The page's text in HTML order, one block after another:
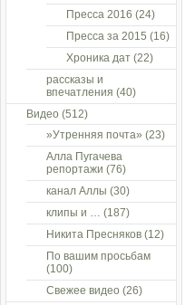
Пресса 2016 (24)
Пресса за 2015 (16)
Хроника дат (22)
рассказы и
впечатления (40)
Видео (512)
»Утренняя почта» (23)
Алла Пугачева
репортажи (76)
канал Аллы (30)
клипы и … (187)
Никита Пресняков (12)
По вашим просьбам
(100)
Свежее видео (26)